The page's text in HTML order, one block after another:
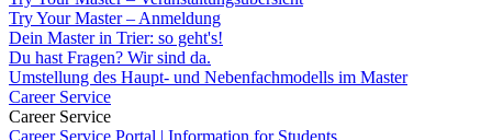
Try Your Master – Anmeldung
Dein Master in Trier: so geht's!
Du hast Fragen? Wir sind da.
Umstellung des Haupt- und Nebenfachmodells im Master
Career Service
Career Service
Career Service Portal | Information for Students